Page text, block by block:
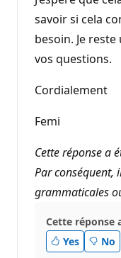
savoir si cela
besoin. Je
vos questions.
Cordialement
Femi
Cette réponse a
Par conséquent,
grammaticales
Cette réponse
Yes
No